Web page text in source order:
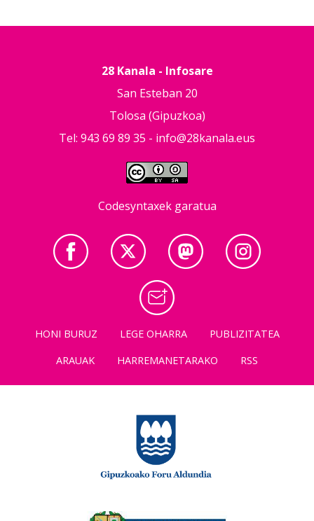
28 Kanala - Infosare
San Esteban 20
Tolosa (Gipuzkoa)
Tel: 943 69 89 35 - info@28kanala.eus
Codesyntaxek garatua
HONI BURUZ LEGE OHARRA
PUBLIZITATEA
ARAUAK
HARREMANETARAKO RSS